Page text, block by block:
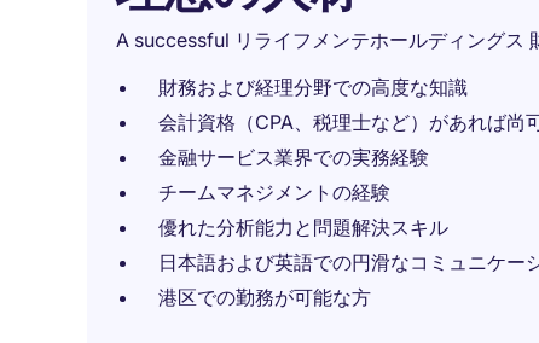
A successful リライフメンテホールディングス
財務および経理分野での高度な知識
会計資格（CPA、税理士など）があれば尚
金融サービス業界での実務経験
チームマネジメントの経験
優れた分析能力と問題解決スキル
日本語および英語での円滑なコミュニケー
港区での勤務が可能な方